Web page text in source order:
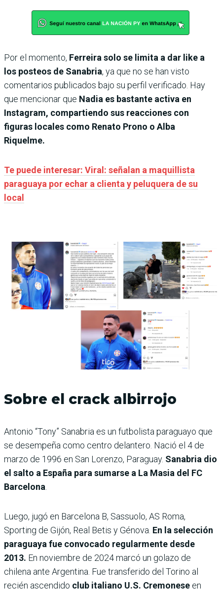
Por el momento, Ferreira solo se limita a dar like a
los posteos de Sanabria, ya que no se han visto
comentarios publicados bajo su perfil verificado. Hay
que mencionar que Nadia es bastante activa en
Instagram, compartiendo sus reacciones con
figuras locales como Renato Prono o Alba
Riquelme.
Te puede interesar: Viral: señalan a maquillista
paraguaya por echar a clienta y peluquera de su
local
Sobre el crack albirrojo
Antonio “Tony” Sanabria es un futbolista paraguayo que
se desempeña como centro delantero. Nació el 4 de
marzo de 1996 en San Lorenzo, Paraguay. Sanabria dio
el salto a España para sumarse a La Masia del FC
Barcelona
Luego, jugó en Barcelona B, Sassuolo, AS Roma,
Sporting de Gijón, Real Betis y Génova. En la selección
paraguaya fue convocado regularmente desde
2013. En noviembre de 2024 marcó un golazo de
chilena ante Argentina. Fue transferido del Torino al
recién ascendido club italiano U.S. Cremonese en